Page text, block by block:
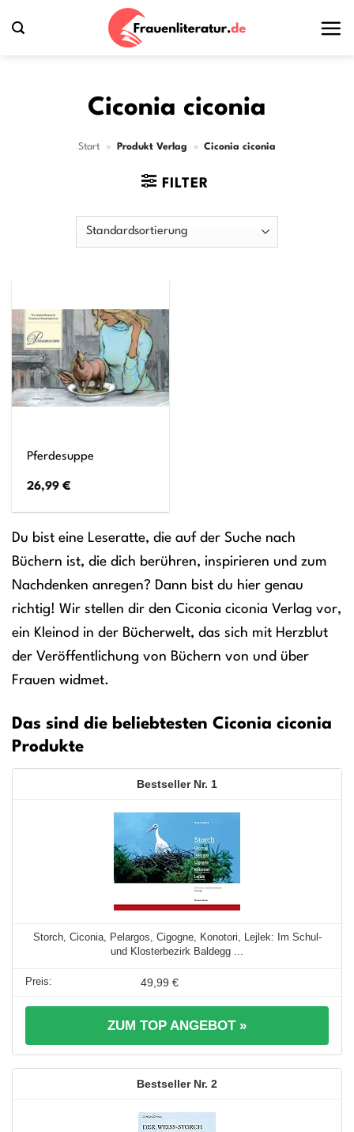
Inhalt
Ciconia ciconia
Start » Produkt Verlag » Ciconia ciconia
FILTER
Pferdesuppe
26,99€
Du bist eine Leseratte, die auf der Suche nach
Büchern ist, die dich berühren, inspirieren und zum
Nachdenken anregen? Dann bist du hier genau
richtig! Wir stellen dir den Ciconia ciconia Verlag vor,
ein Kleinod in der Bücherwelt, das sich mit Herzblut
der Veröffentlichung von Büchern von und über
Frauen widmet.
Das sind die beliebtesten Ciconia ciconia
Produkte
1
Storch, Ciconia, Pelargos, Cigogne, Konotori, Lejlek: Im Schul-
und Klosterbezirk Baldegg ...
49,99 €
ZUM TOP ANGEBOT »
2